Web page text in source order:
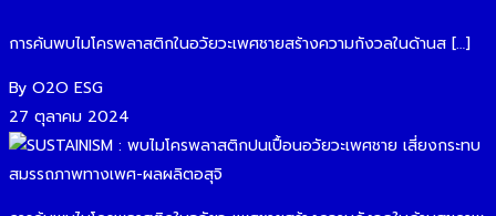
การค้นพบไมโครพลาสติกในอวัยวะเพศชายสร้างความกังวลในด้านส […]
By O2O ESG
27 ตุลาคม 2024